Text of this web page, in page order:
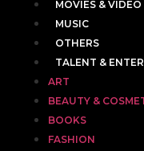
MOVIES & VIDEO
MUSIC
OTHERS
TALENT &
ART
BEAUTY &
BOOKS
FASHION